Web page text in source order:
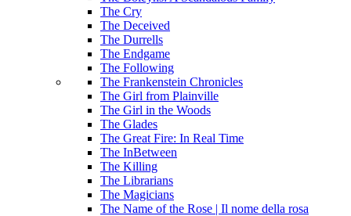
The Cry
The Deceived
The Durrells
The Endgame
The Following
The Frankenstein Chronicles
The Girl from Plainville
The Girl in the Woods
The Glades
The Great Fire: In Real Time
The InBetween
The Killing
The Librarians
The Magicians
The Name of the Rose | Il nome della rosa